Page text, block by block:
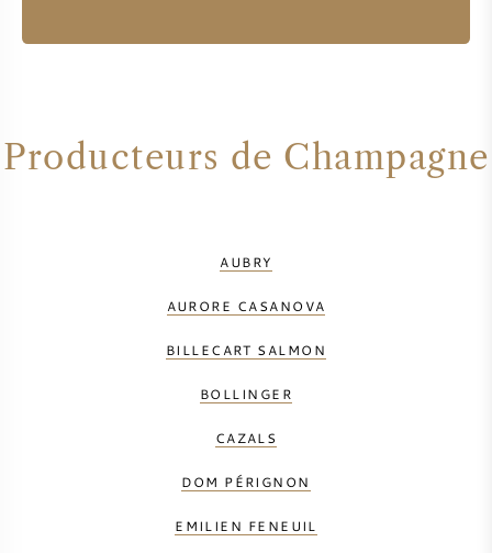
Producteurs de Champagne
AUBRY
AURORE CASANOVA
BILLECART SALMON
BOLLINGER
CAZALS
DOM PÉRIGNON
EMILIEN FENEUIL